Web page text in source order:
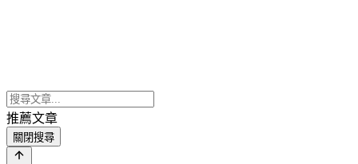
推薦文章
關閉搜尋